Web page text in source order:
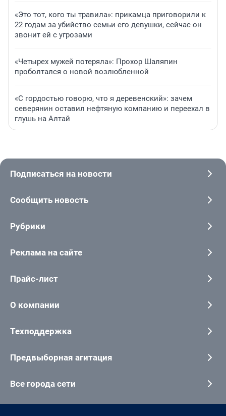
«Это тот, кого ты травила»: прикамца приговорили к
22 годам за убийство семьи его девушки, сейчас он
звонит ей с угрозами
«Четырех мужей потеряла»: Прохор Шаляпин
проболтался о новой возлюбленной
«С гордостью говорю, что я деревенский»: зачем
северянин оставил нефтяную компанию и переехал в
глушь на Алтай
Подписаться на новости
Сообщить новость
Рубрики
Реклама на сайте
Прайс-лист
О компании
Техподдержка
Предвыборная агитация
Все города сети